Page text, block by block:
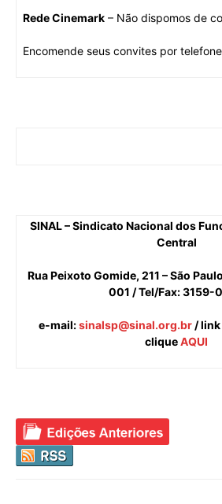
Rede Cinemark – Não dispomos de
Encomende seus convites por
SINAL – Sindicato Nacional dos
Central
Rua Peixoto Gomide, 211 – São
001 / Tel/Fax: 3159-
e-mail:sinalsp@sinal.org.br / link
cliqueAQUI